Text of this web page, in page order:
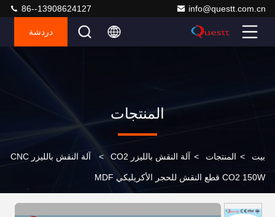
info@questt.com.cn
86--13908624127
دردشة
المنتجات
بيت > المنتجات > آلة النقش بالليزر CO2 > آلة النقش بالليزر CNC
CO2 150W قطع النقش للحجر الأكريليكي MDF